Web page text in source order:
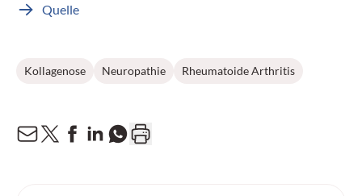
Quelle
Kollagenose Neuropathie Rheumatoide Arthritis